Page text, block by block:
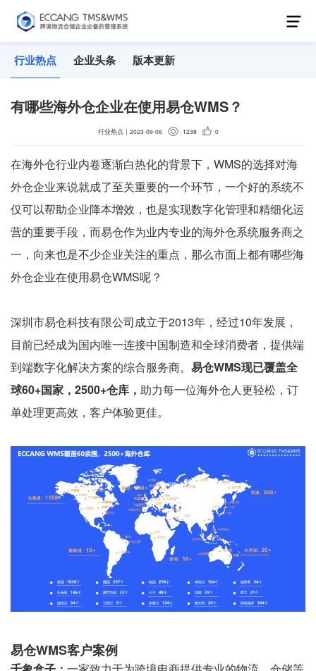
行业热点 企业头条 版本更新
有哪些海外仓企业在使用易仓WMS？
行业热点 ｜ 2023-09-06 1238 0
在海外仓行业内卷逐渐白热化的背景下，WMS的选择对海
外仓企业来说就成了至关重要的一个环节，一个好的系统不
仅可以帮助企业降本增效，也是实现数字化管理和精细化运
营的重要手段，而易仓作为业内专业的海外仓系统服务商之
一，向来也是不少企业关注的重点，那么市面上都有哪些海
外仓企业在使用易仓WMS呢？
深圳市易仓科技有限公司成立于2013年，经过10年发展，
目前已经成为国内唯一连接中国制造和全球消费者，提供端
到端数字化解决方案的综合服务商。 易仓WMS现已覆盖全
球60+国家，2500+仓库， 助力每一位海外仓人更轻松，订
单处理更高效，客户体验更佳。
易仓WMS客户案例